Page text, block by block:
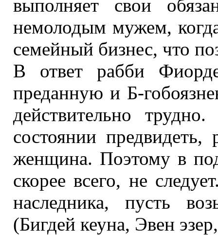
выполняет свои
немолодым мужем,
семейный бизнес, что
В ответ рабби
преданную и Б-
действительно
состоянии
женщина. Поэтому в
скорее всего, не
наследника, пусть
(Бигдей кеуна, Эвен